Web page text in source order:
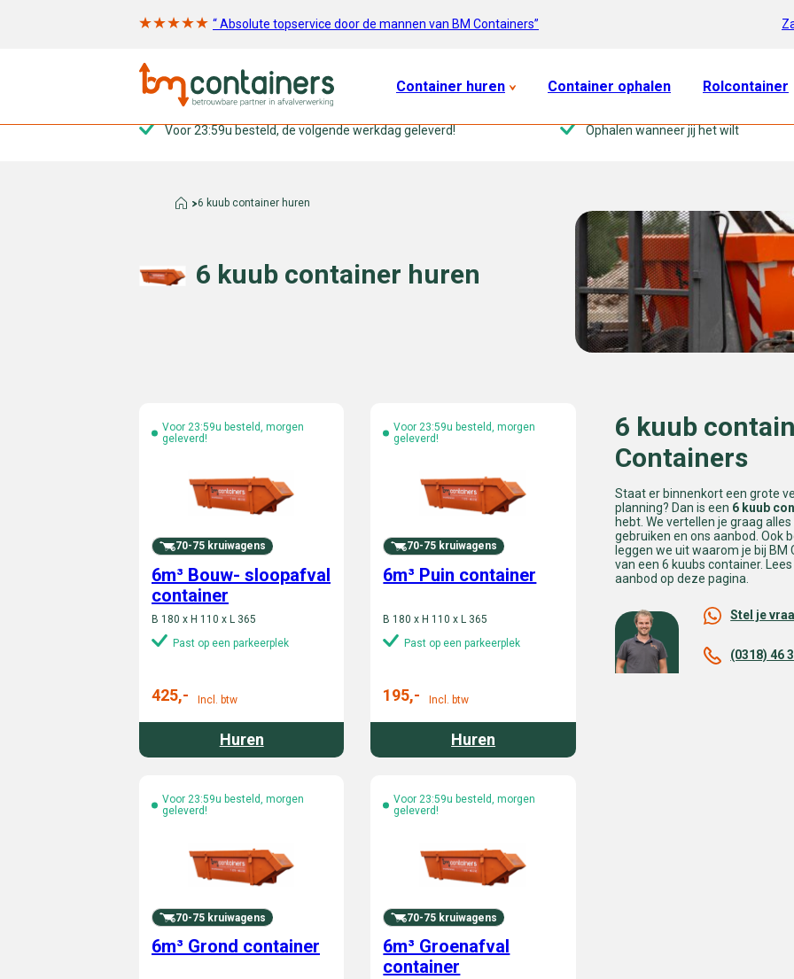
“ Absolute topservice door de mannen van BM Containers”
Container huren Container ophalen Rolcontainer
Voor 23:59u besteld, de volgende werkdag geleverd! Ophalen wanneer jij het wilt
6 kuub container huren
6 kuub container huren
Voor 23:59u besteld, morgen
geleverd!
70-75 kruiwagens
6m³ Bouw- sloopafval
container
B 180 x H 110 x L 365
Past op een parkeerplek
425,- Incl. btw
Huren
Voor 23:59u besteld, morgen
geleverd!
70-75 kruiwagens
6m³ Puin container
B 180 x H 110 x L 365
Past op een parkeerplek
195,- Incl. btw
Huren
Voor 23:59u besteld, morgen
geleverd!
70-75 kruiwagens
6m³ Grond container
Voor 23:59u besteld, morgen
geleverd!
70-75 kruiwagens
6m³ Groenafval
container
6 kuub
Containers
Staat er binnenkort een grote
planning? Dan is een 6 kuub
hebt. We vertellen je graag
gebruiken en ons aanbod. Ook
leggen we uit waarom je bij
van een 6 kuubs container.
aanbod op deze pagina.
Stel je
(0318) 46